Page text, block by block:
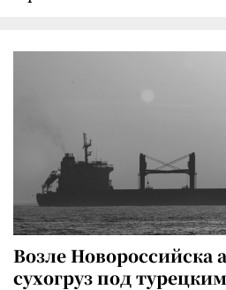
Возле Новороссийска
сухогруз под